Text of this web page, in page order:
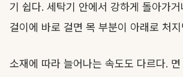
기 쉽다. 세탁기 안에서 강하게 돌아가
걸이에 바로 걸면 목 부분이 아래로 처
소재에 따라 늘어나는 속도도 다르다.